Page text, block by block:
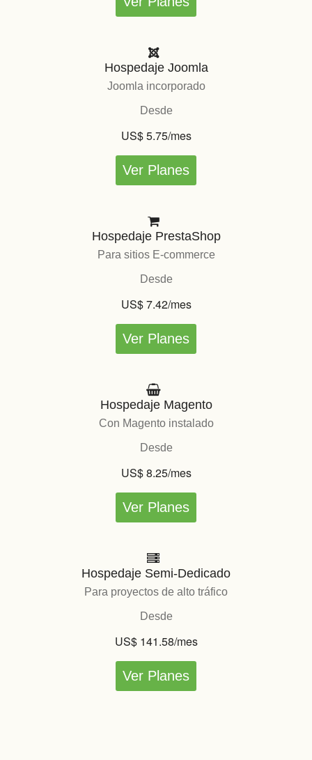
Hospedaje Joomla
Joomla incorporado
Desde
US$ 5.75/mes
Ver Planes
Hospedaje PrestaShop
Para sitios E-commerce
Desde
US$ 7.42/mes
Ver Planes
Hospedaje Magento
Con Magento instalado
Desde
US$ 8.25/mes
Ver Planes
Hospedaje Semi-Dedicado
Para proyectos de alto tráfico
Desde
US$ 141.58/mes
Ver Planes